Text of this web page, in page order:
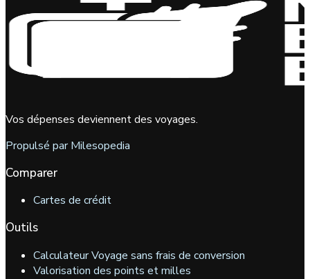
Vos dépenses deviennent des voyages.
Propulsé par Milesopedia
Comparer
Cartes de crédit
Outils
Calculateur Voyage sans frais de conversion
Valorisation des points et milles